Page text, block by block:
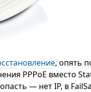
, опять
PPPoE вместо
— нет IP, в